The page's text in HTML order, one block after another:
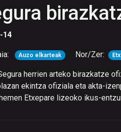
14
Auzo elkarteak Nor/Zer:
herrien arteko birazkatze
ekintza ofiziala eta akta-
Etxepare lizeoko ikus-